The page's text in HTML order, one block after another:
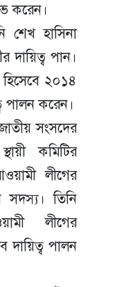
করেন।
হাসিনা
দায়িত্ব পান।
হিসেবে ২০১৪
পালন করেন।
সংসদের
কমিটির
লীগের
সদস্য। তিনি
লীগের
দায়িত্ব পালন